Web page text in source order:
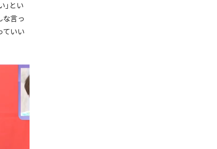
とい
な言っ
ていい